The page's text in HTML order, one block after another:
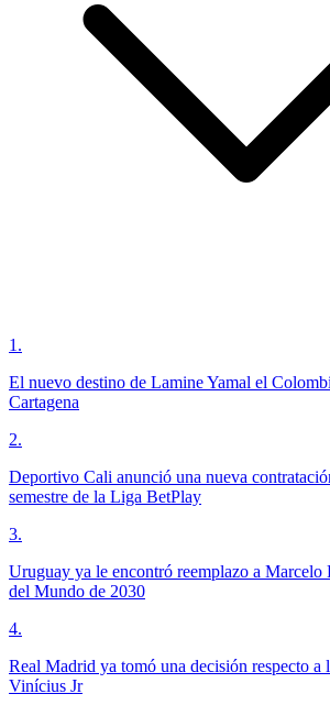
1 .
El nuevo destino de Lamine Yamal el
Cartagena
2.
Deportivo Cali anunció una nueva
semestre de la Liga BetPlay
3.
Uruguay ya le encontró reemplazo a Marcelo
del Mundo de 2030
4.
Real Madrid ya tomó una decisión respecto a
Vinícius Jr